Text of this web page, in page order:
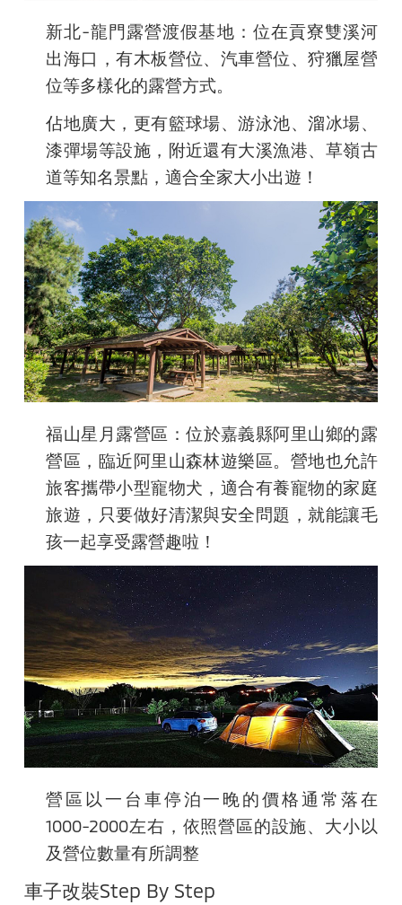
新北-龍門露營渡假基地 ： 位在貢寮雙溪河
出海口，有木板營位、汽車營位、狩獵屋營
位等多樣化的露營方式。
佔地廣大，更有籃球場、游泳池、溜冰場、
漆彈場等設施，附近還有大溪漁港、草嶺古
道等知名景點，適合全家大小出遊！
福山星月露營區 ：位於嘉義縣阿里山鄉的露
營區，臨近阿里山森林遊樂區。營地也允許
旅客攜帶小型寵物犬，適合有養寵物的家庭
旅遊，只要做好清潔與安全問題，就能讓毛
孩一起享受露營趣啦！
營區以一台車停泊一晚的價格通常落在
1000-2000左右，依照營區的設施、大小以
及營位數量有所調整
車子改裝Step By Step